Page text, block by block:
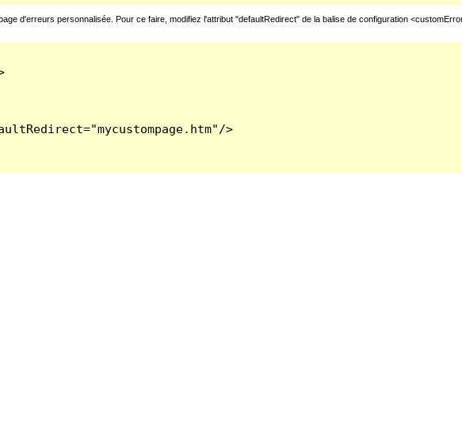
d'erreurs personnalisée. Pour ce faire, modifiez l'attribut "defaultRedirect" de la balise de configuration
>